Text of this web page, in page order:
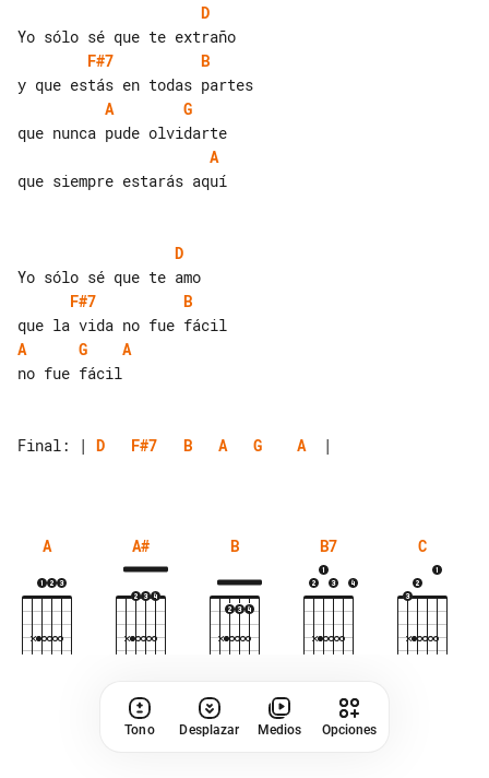
D
F#7
B
A
G
A
que siempre estarás aquí
D
F#7
B
A
G
A
no fue fácil
Final: | D F#7 B A G A
  |
A A# B B7 C
Tono Desplazar Medios Opciones